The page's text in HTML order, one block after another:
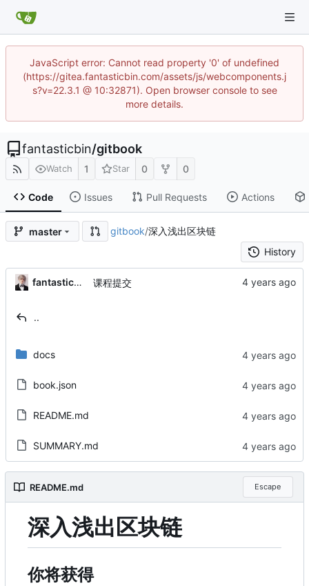
JavaScript error: Cannot read property '0' of undefined
(https://gitea.fantasticbin.com/assets/js/webcomponents.j
s?v=22.3.1 @ 10:32871). Open browser console to see
more details.
fantasticbin/gitbook
Watch 1 Star 0 0
Code Issues Pull Requests Actions
master gitbook/深入浅出区块链
History
fantasticbin 课程提交
..
docs
book.json
README.md
SUMMARY.md
README.md Escape
深入浅出区块链
你将获得